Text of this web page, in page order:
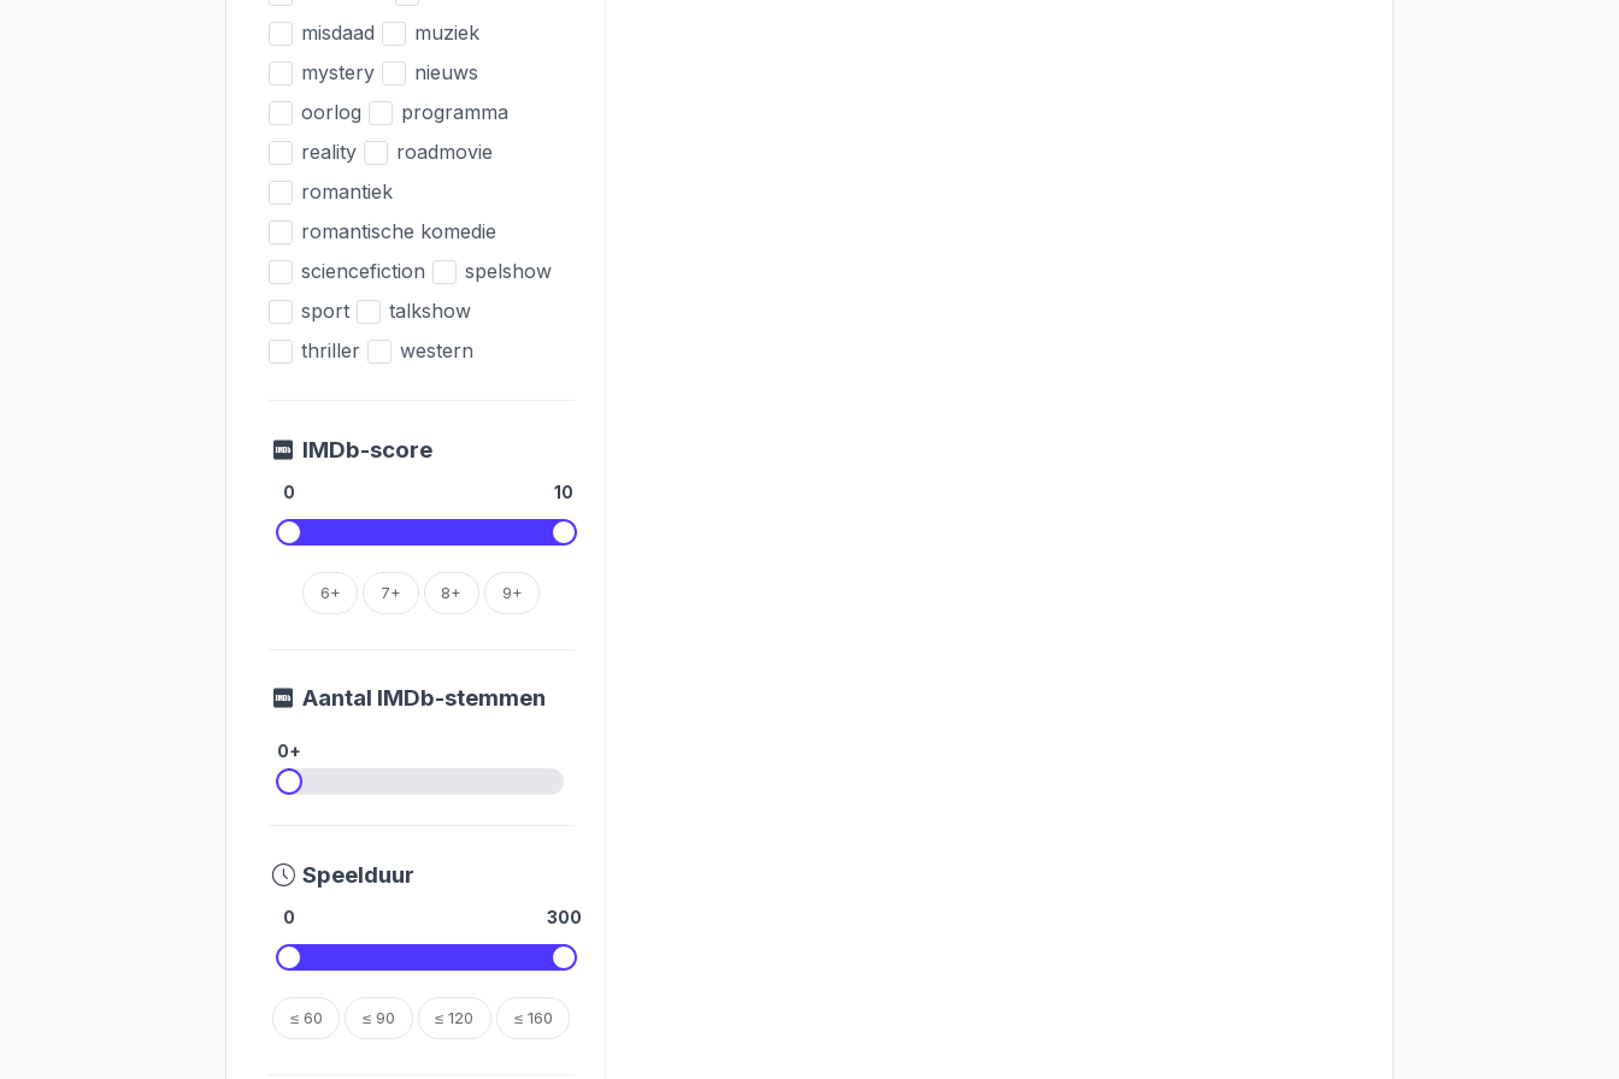
misdaad
muziek
mystery
nieuws
oorlog
programma
reality
roadmovie
romantiek
romantische komedie
sciencefiction
spelshow
sport
talkshow
thriller
western
IMDb-score
0 10
6+ 7+ 8+ 9+
Aantal IMDb-stemmen
0+
Speelduur
0 300
≤ 60 ≤ 90 ≤ 120 ≤ 160